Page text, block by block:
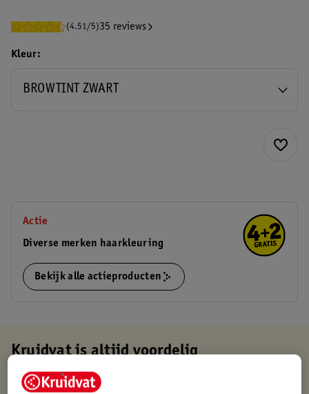
(4.51/5)35 reviews
Kleur
BROWTINT ZWART
Actie
Diverse merken haarkleuring
Bekijk alle actieproducten
Kruidvat is altijd voordelig
Gratis ophalen in de winkel